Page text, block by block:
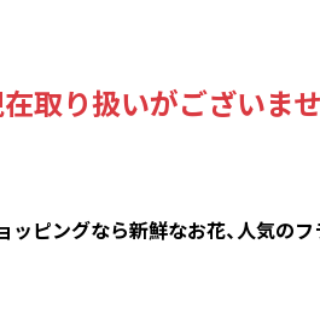
取り扱いがございませ
ピングなら新鮮なお花、人気の